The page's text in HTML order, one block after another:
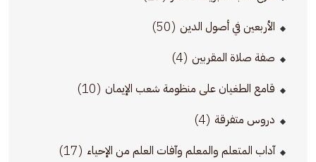
الأربعين في أصول الدين (50)
صفة صلاة المقربين (4)
قامع الطغيان على منظومة شعب الإيمان (10)
دروس متفرقة (4)
آداب المتعلم والمعلم وآفات العلم من الإحياء (17)